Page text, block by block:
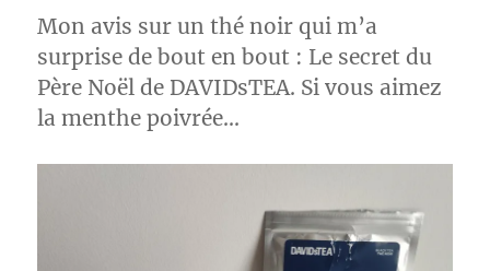
DAVIDsTEA
Mon avis sur un thé noir qui m’a
surprise de bout en bout : Le secret du
Père Noël de DAVIDsTEA. Si vous aimez
la menthe poivrée…